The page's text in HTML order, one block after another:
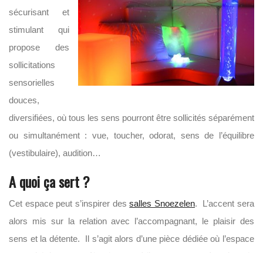
sécurisant et
stimulant qui
propose des
sollicitations
sensorielles
douces,
diversifiées, où tous les sens pourront être sollicités séparément
ou simultanément : vue, toucher, odorat, sens de l’équilibre
(vestibulaire), audition…
A quoi ça sert ?
Cet espace peut s’inspirer dessalles Snoezelen. L’accent sera
alors mis sur la relation avec l’accompagnant, le plaisir des
sens et la détente. Il s’agit alors d’une pièce dédiée où l’espace